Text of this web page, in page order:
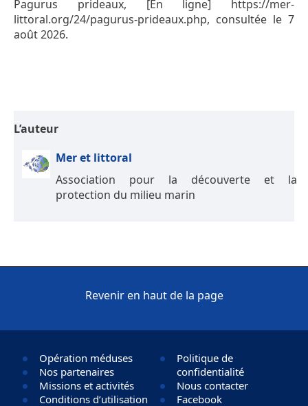
Pagurus prideaux, [En ligne] https://mer-
littoral.org/24/pagurus-prideaux.php, consultée le 7
août 2026.
L’auteur
Mer et littoral
Association pour la découverte et la
protection du milieu marin
Revenir en haut de la page
Opération méduses
Nos partenaires
Missions et activités
Conditions d’utilisation
Politique de
confidentialité
Nous contacter
Facebook